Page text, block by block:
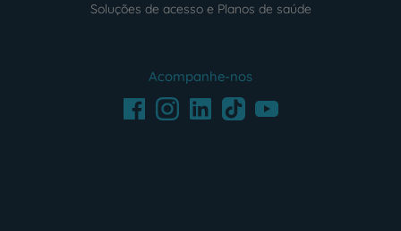
Soluções de acesso e Planos de saúde
Acompanhe-nos
FacebookInstagramLinkedInTikTokYoutube